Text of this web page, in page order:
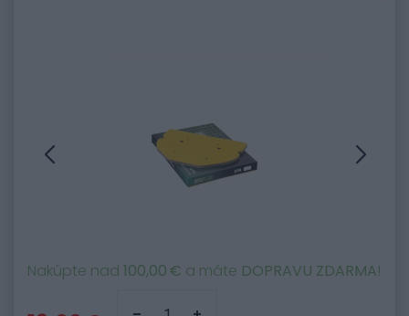
Nakúpte nad 100,00 € a máte DOPRAVU ZDARMA!